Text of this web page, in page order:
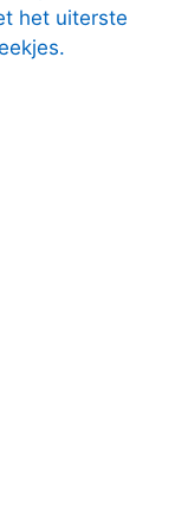
het uiterste